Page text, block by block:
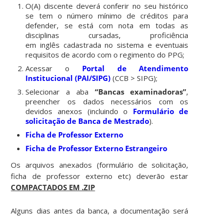
O(A) discente deverá conferir no seu histórico
se tem o número mínimo de créditos para
defender, se está com nota em todas as
disciplinas cursadas, proficiência
em inglês cadastrada no sistema e eventuais
requisitos de acordo com o regimento do PPG;
Acessar o Portal de Atendimento
Institucional (PAI/SIPG) (CCB > SIPG);
Selecionar a aba “Bancas examinadoras”,
preencher os dados necessários com os
devidos anexos (incluindo o Formulário de
solicitação de Banca de Mestrado).
Ficha de Professor Externo
Ficha de Professor Externo Estrangeiro
Os arquivos anexados (formulário de solicitação,
ficha de professor externo etc) deverão estar
COMPACTADOS EM .ZIP
Alguns dias antes da banca, a documentação será